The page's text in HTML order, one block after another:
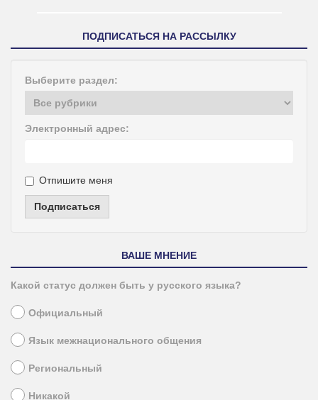
ПОДПИСАТЬСЯ НА РАССЫЛКУ
Выберите раздел:
Электронный адрес:
Отпишите меня
Подписаться
ВАШЕ МНЕНИЕ
Какой статус должен быть у русского языка?
Официальный
Язык межнационального общения
Региональный
Никакой